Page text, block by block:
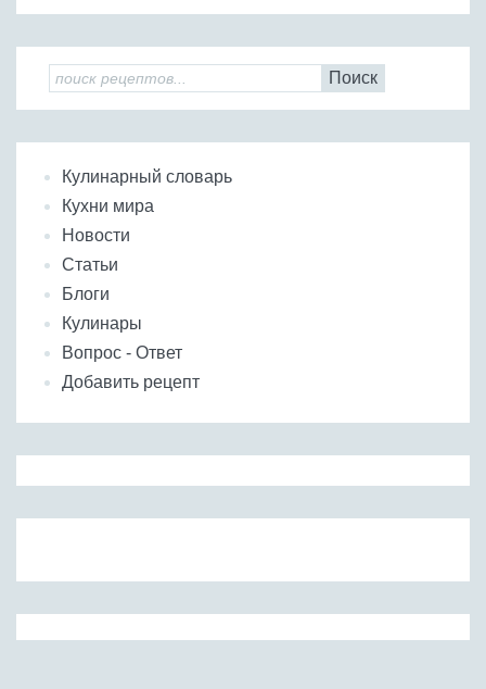
Поиск
Кулинарный словарь
Кухни мира
Новости
Статьи
Блоги
Кулинары
Вопрос - Ответ
Добавить рецепт